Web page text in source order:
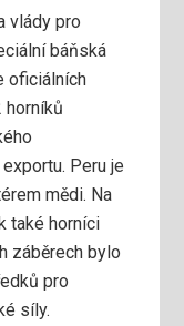
vlády pro
báňská
oficiálních
horníků
Peru je
mědi. Na
také horníci
záběrech bylo
pro
síly.